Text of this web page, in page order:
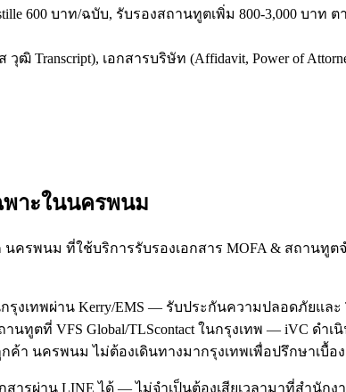
600 บาท/ฉบับ, รับรองสถานทูตเพิ่ม 800-3,000 บาท ต
Transcript), เอกสารบริษัท (Affidavit, Power of
พาะในนครพนม
ครพนม ที่ใช้บริการรับรองเอกสาร MOFA & สถานทู
งเทพผ่าน Kerry/EMS — รับประกันความปลอดภัยและ
นทูตที่ VFS Global/TLScontact ในกรุงเทพ — iVC ด
ค้า นครพนม ไม่ต้องเดินทางมากรุงเทพเพื่อปรึกษาเบื้อ
ารผ่าน LINE ได้ — ไม่จำเป็นต้องเสียเวลามาที่สำนักง